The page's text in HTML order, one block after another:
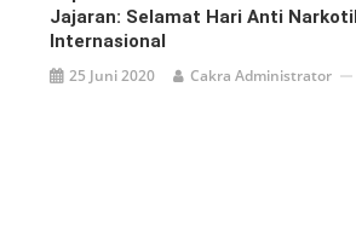
Jajaran: Selamat Hari Anti
Internasional
25 Juni 2020 Cakra Administrator